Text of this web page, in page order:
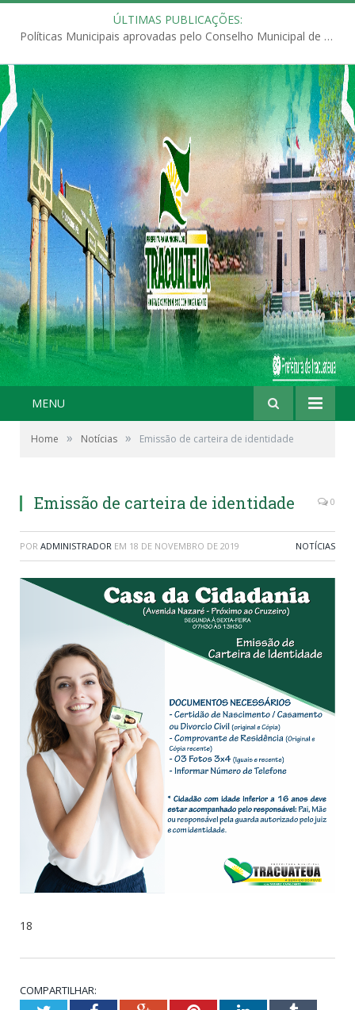
ÚLTIMAS PUBLICAÇÕES:
Políticas Municipais aprovadas pelo Conselho Municipal de Educação (CME)
MENU
Home » Notícias » Emissão de carteira de identidade
Emissão de carteira de identidade 0
POR ADMINISTRADOR EM 18 DE NOVEMBRO DE 2019 NOTÍCIAS
18
COMPARTILHAR: